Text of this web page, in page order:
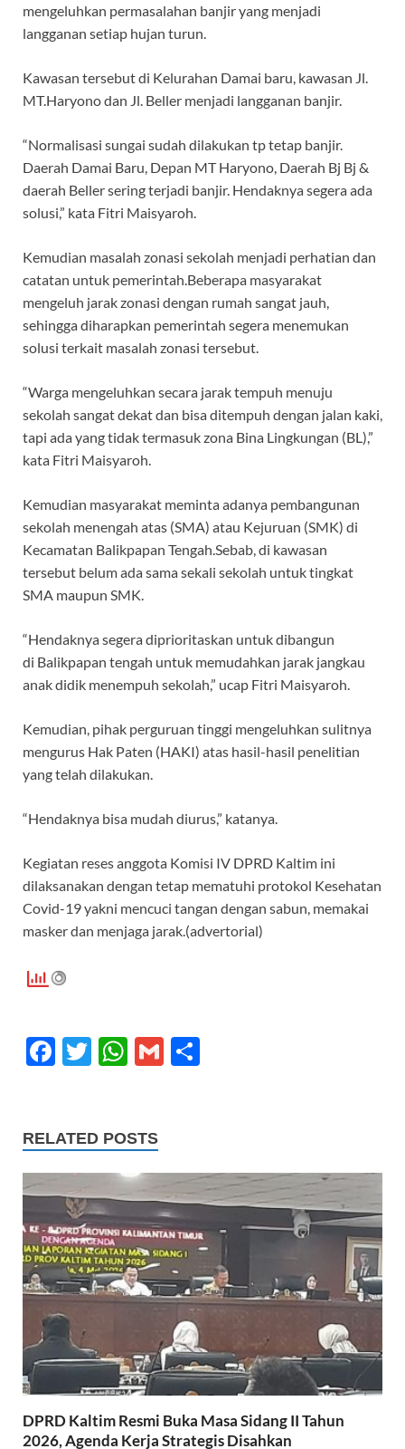
mengeluhkan permasalahan banjir yang menjadi
langganan setiap hujan turun.
Kawasan tersebut di Kelurahan Damai baru, kawasan Jl.
MT.Haryono dan Jl. Beller menjadi langganan banjir.
“Normalisasi sungai sudah dilakukan tp tetap banjir.
Daerah Damai Baru, Depan MT Haryono, Daerah Bj Bj &
daerah Beller sering terjadi banjir. Hendaknya segera ada
solusi,” kata Fitri Maisyaroh.
Kemudian masalah zonasi sekolah menjadi perhatian dan
catatan untuk pemerintah.Beberapa masyarakat
mengeluh jarak zonasi dengan rumah sangat jauh,
sehingga diharapkan pemerintah segera menemukan
solusi terkait masalah zonasi tersebut.
“Warga mengeluhkan secara jarak tempuh menuju
sekolah sangat dekat dan bisa ditempuh dengan jalan kaki,
tapi ada yang tidak termasuk zona Bina Lingkungan (BL),”
kata Fitri Maisyaroh.
Kemudian masyarakat meminta adanya pembangunan
sekolah menengah atas (SMA) atau Kejuruan (SMK) di
Kecamatan Balikpapan Tengah.Sebab, di kawasan
tersebut belum ada sama sekali sekolah untuk tingkat
SMA maupun SMK.
“Hendaknya segera diprioritaskan untuk dibangun
di Balikpapan tengah untuk memudahkan jarak jangkau
anak didik menempuh sekolah,” ucap Fitri Maisyaroh.
Kemudian, pihak perguruan tinggi mengeluhkan sulitnya
mengurus Hak Paten (HAKI) atas hasil-hasil penelitian
yang telah dilakukan.
“Hendaknya bisa mudah diurus,” katanya.
Kegiatan reses anggota Komisi IV DPRD Kaltim ini
dilaksanakan dengan tetap mematuhi protokol Kesehatan
Covid-19 yakni mencuci tangan dengan sabun, memakai
masker dan menjaga jarak.(advertorial)
F
b
o
o
k
T
er
W
s
A
p
p
G
RELATED POSTS
DPRD Kaltim Resmi Buka Masa Sidang II Tahun
2026, Agenda Kerja Strategis Disahkan